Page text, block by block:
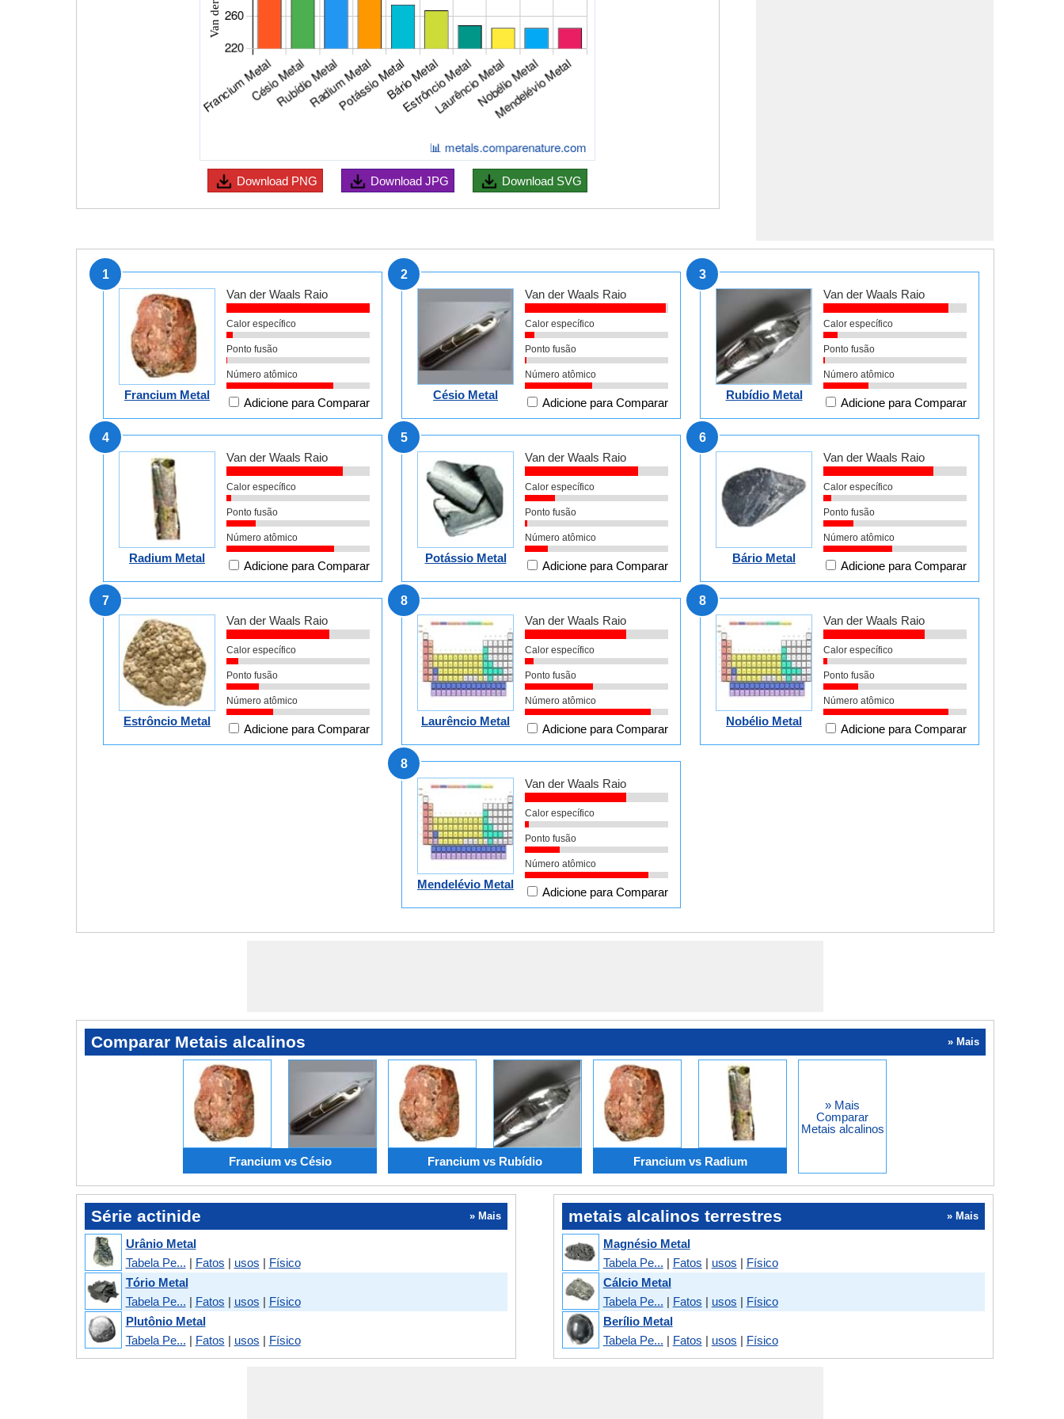
Download PNG DownloadJPG Download SVG
1
Francium Metal
Van der Waals Raio
Calor específico
Ponto fusão
Número atômico
Adicione para Comparar
2
Césio Metal
Van der Waals Raio
Calor específico
Ponto fusão
Número atômico
Adicione para Comparar
3
Rubídio Metal
Van der Waals Raio
Calor específico
Ponto fusão
Número atômico
Adicione para Comparar
4
Radium Metal
Van der Waals Raio
Calor específico
Ponto fusão
Número atômico
Adicione para Comparar
5
Potássio Metal
Van der Waals Raio
Calor específico
Ponto fusão
Número atômico
Adicione para Comparar
6
Bário Metal
Van der Waals Raio
Calor específico
Ponto fusão
Número atômico
Adicione para Comparar
7
Estrôncio Metal
Van der Waals Raio
Calor específico
Ponto fusão
Número atômico
Adicione para Comparar
8
Laurêncio Metal
Van der Waals Raio
Calor específico
Ponto fusão
Número atômico
Adicione para Comparar
8
Nobélio Metal
Van der Waals Raio
Calor específico
Ponto fusão
Número atômico
Adicione para Comparar
8
Mendelévio Metal
Van der Waals Raio
Calor específico
Ponto fusão
Número atômico
Adicione para Comparar
Comparar Metais alcalinos » Mais
Francium vs Césio Francium vs Rubídio Francium vs Radium
» Mais
Comparar
Metais alcalinos
Série actinide » Mais
Urânio Metal
Tabela Pe... | Fatos | usos | Físico
Tório Metal
Tabela Pe... | Fatos | usos | Físico
Plutônio Metal
Tabela Pe... | Fatos | usos | Físico
metais alcalinos terrestres » Mais
Magnésio Metal
Tabela Pe... | Fatos | usos | Físico
Cálcio Metal
Tabela Pe... | Fatos | usos | Físico
Berílio Metal
Tabela Pe... | Fatos | usos | Físico